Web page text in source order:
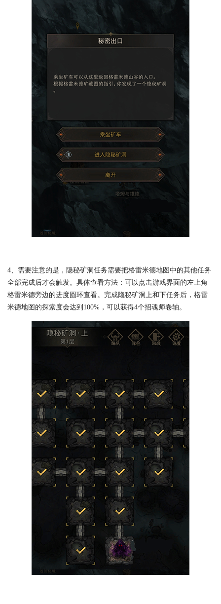
4、需要注意的是，隐秘矿洞任务需要把格雷米德地图中的其他任务
全部完成后才会触发。具体查看方法：可以点击游戏界面的左上角
格雷米德旁边的进度圆环查看。完成隐秘矿洞上和下任务后，格雷
米德地图的探索度会达到100%，可以获得4个招魂师卷轴。